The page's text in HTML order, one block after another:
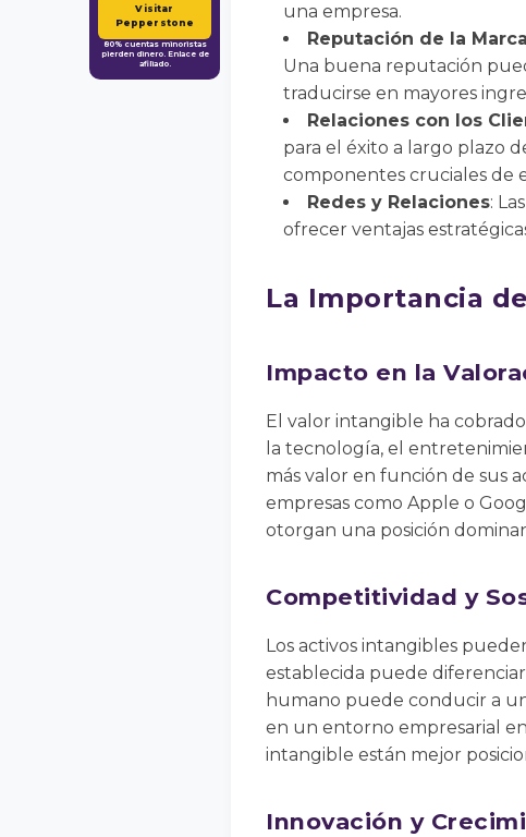
Visitar
Pepperstone
80% cuentas minoristas
pierden dinero. Enlace de
afiliado.
una empresa.
Reputación de la Marca
Una buena reputación
traducirse en mayores
Relaciones con los
para el éxito a largo plazo
componentes cruciales de
Redes y Relaciones:
ofrecer ventajas
La Importancia
Impacto en la
El valor intangible ha
la tecnología, el
más valor en función de sus
empresas como Apple o
otorgan una posición
Competitividad y
Los activos intangibles
establecida puede
humano puede conducir a
en un entorno empresarial
intangible están mejor
Innovación y